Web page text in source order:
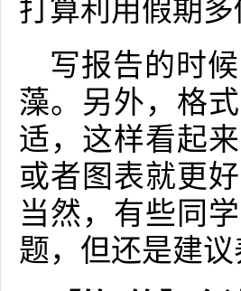
打算利用假期
写报告的时
藻。另外，格
适，这样看起
或者图表就更
当然，有些同
题，但还是建